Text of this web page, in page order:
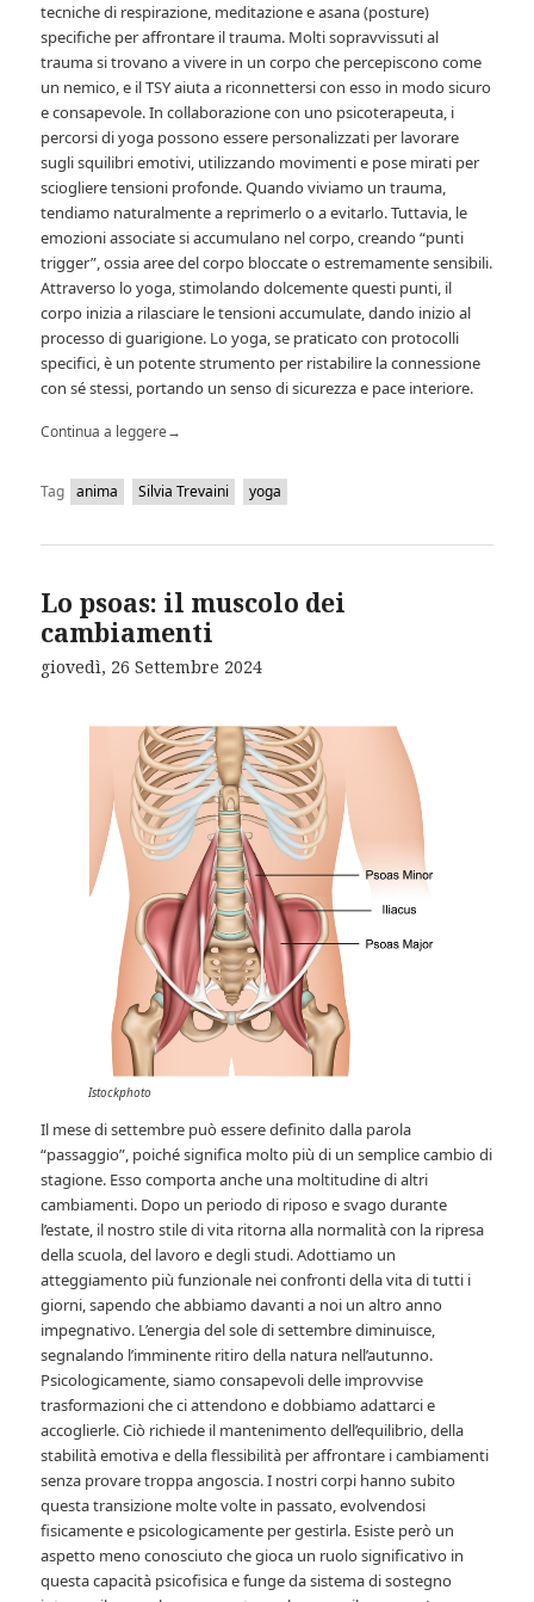
tecniche di respirazione, meditazione e asana (posture)
specifiche per affrontare il trauma. Molti sopravvissuti al
trauma si trovano a vivere in un corpo che percepiscono come
un nemico, e il TSY aiuta a riconnettersi con esso in modo sicuro
e consapevole. In collaborazione con uno psicoterapeuta, i
percorsi di yoga possono essere personalizzati per lavorare
sugli squilibri emotivi, utilizzando movimenti e pose mirati per
sciogliere tensioni profonde. Quando viviamo un trauma,
tendiamo naturalmente a reprimerlo o a evitarlo. Tuttavia, le
emozioni associate si accumulano nel corpo, creando “punti
trigger”, ossia aree del corpo bloccate o estremamente sensibili.
Attraverso lo yoga, stimolando dolcemente questi punti, il
corpo inizia a rilasciare le tensioni accumulate, dando inizio al
processo di guarigione. Lo yoga, se praticato con protocolli
specifici, è un potente strumento per ristabilire la connessione
con sé stessi, portando un senso di sicurezza e pace interiore.
Continua a leggere→
Tag anima Silvia Trevaini yoga
Lo psoas: il muscolo dei
cambiamenti
giovedì, 26 Settembre 2024
Istockphoto
Il mese di settembre può essere definito dalla parola
“passaggio”, poiché significa molto più di un semplice cambio di
stagione. Esso comporta anche una moltitudine di altri
cambiamenti. Dopo un periodo di riposo e svago durante
l’estate, il nostro stile di vita ritorna alla normalità con la ripresa
della scuola, del lavoro e degli studi. Adottiamo un
atteggiamento più funzionale nei confronti della vita di tutti i
giorni, sapendo che abbiamo davanti a noi un altro anno
impegnativo. L’energia del sole di settembre diminuisce,
segnalando l’imminente ritiro della natura nell’autunno.
Psicologicamente, siamo consapevoli delle improvvise
trasformazioni che ci attendono e dobbiamo adattarci e
accoglierle. Ciò richiede il mantenimento dell’equilibrio, della
stabilità emotiva e della flessibilità per affrontare i cambiamenti
senza provare troppa angoscia. I nostri corpi hanno subito
questa transizione molte volte in passato, evolvendosi
fisicamente e psicologicamente per gestirla. Esiste però un
aspetto meno conosciuto che gioca un ruolo significativo in
questa capacità psicofisica e funge da sistema di sostegno